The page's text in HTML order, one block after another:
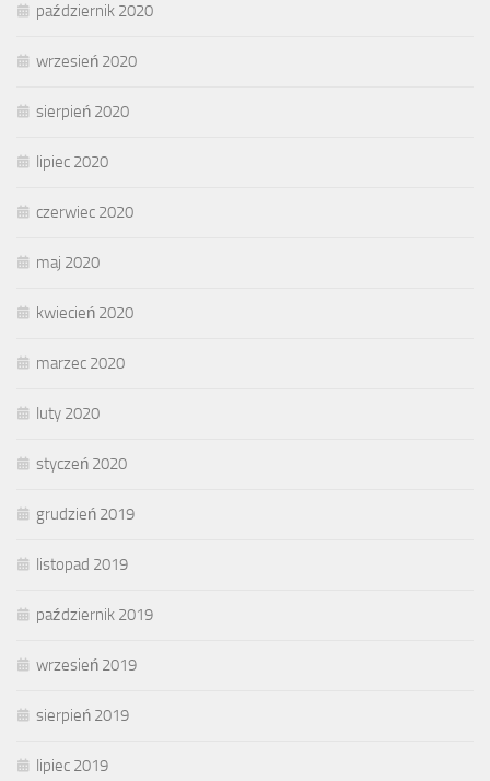
październik 2020
wrzesień 2020
sierpień 2020
lipiec 2020
czerwiec 2020
maj 2020
kwiecień 2020
marzec 2020
luty 2020
styczeń 2020
grudzień 2019
listopad 2019
październik 2019
wrzesień 2019
sierpień 2019
lipiec 2019